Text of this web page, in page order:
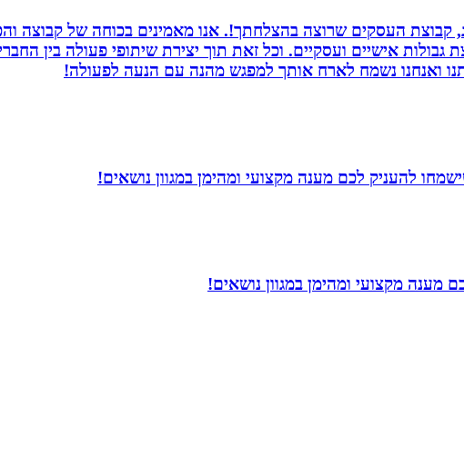
קבוצת העסקים שרוצה בהצלחתך!. אנו מאמינים בכוחה של קבוצה
גבולות אישיים ועסקיים. וכל זאת תוך יצירת שיתופי פעולה בין
ואנחנו נשמח לארח אותך למפגש מהנה עם הנעה לפעולה!
להעניק לכם מענה מקצועי ומהימן במגוון נושאים!
מענה מקצועי ומהימן במגוון נושאים!